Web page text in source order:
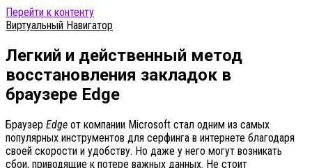
Перейти к контенту
Виртуальный Навигатор
Легкий и действенный метод
восстановления закладок в
браузере Edge
Браузер Edge от компании Microsoft стал одним из самых
популярных инструментов для серфинга в интернете благодаря
своей скорости и удобству. Но даже у него могут возникать
сбои, приводящие к потере важных данных. Не стоит